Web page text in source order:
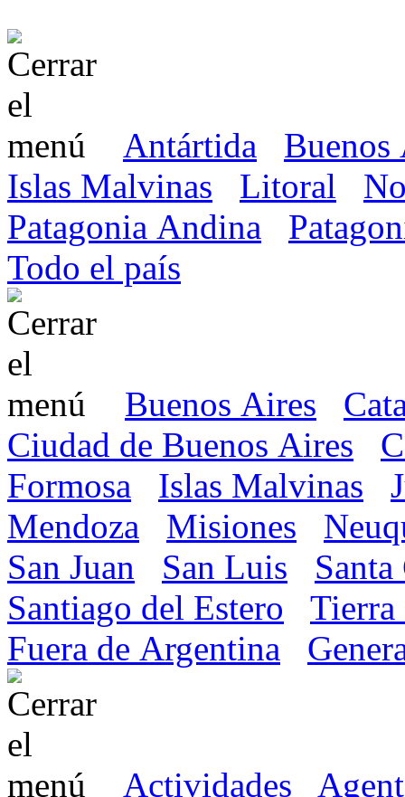
Antártida
Buenos
Islas Malvinas
Litoral
Patagonia Andina
Todo el país
Buenos Aires
Ciudad de Buenos Aires
Formosa
Islas Malvinas
Mendoza
Misiones
San Juan
San Luis
Santiago del Estero
Tierra
Fuera de Argentina
Actividades